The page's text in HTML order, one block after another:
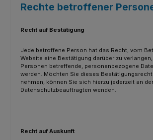
Rechte betroffener
Recht auf Bestätigung
Jede betroffene Person hat das Recht, vom
Website eine Bestätigung darüber zu
Personen betreffende, personenbezogene
werden. Möchten Sie dieses
nehmen, können Sie sich hierzu jederzeit an
Datenschutzbeauftragten wenden.
Recht auf Auskunft